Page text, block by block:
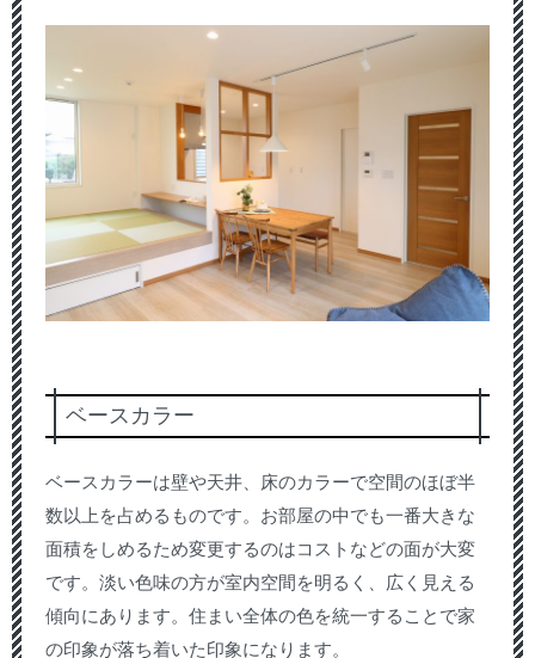
ベースカラー
ベースカラーは壁や天井、床のカラーで空間のほぼ半
数以上を占めるものです。お部屋の中でも一番大きな
面積をしめるため変更するのはコストなどの面が大変
です。淡い色味の方が室内空間を明るく、広く見える
傾向にあります。住まい全体の色を統一することで家
の印象が落ち着いた印象になります。